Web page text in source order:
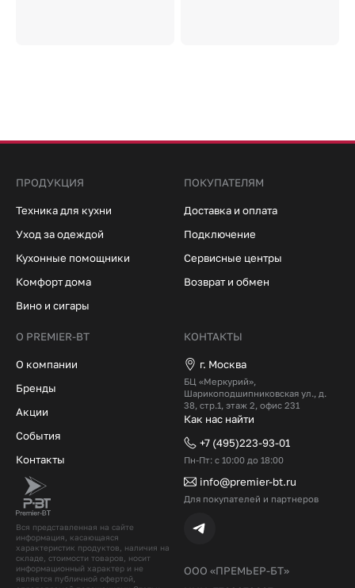
Вся представленная на сайте
информация, касающаяся
характеристик продуктов, наличия на
складе, стоимости товаров, носит
информационный характер и не
является публичной офертой,
ООО «ПРЕМЬЕР-БТ»
ПРОДУКЦИЯ
Техника для кухни
Уход за одеждой
Кухонные помощники
Комфорт дома
Вино и сигары
ПОКУПАТЕЛЯМ
Доставка и оплата
Подключение
Сервисные центры
Возврат и обмен
О PREMIER-BT
О компании
Бренды
Акции
События
Контакты
КОНТАКТЫ
г. Москва
БЦ «Меркурий»,
Шарикоподшипниковская ул., д.
38, стр.1, этаж 2, офис 231
Как нас найти
+7 (495)223-93-01
Пн-Пт: с 10:00 до 18:00
info@premier-bt.ru
Для покупателей и партнеров